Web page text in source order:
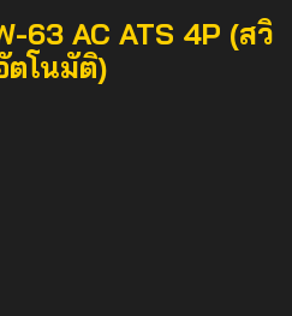
63 AC ATS 4P (สวิ
โนมัติ)